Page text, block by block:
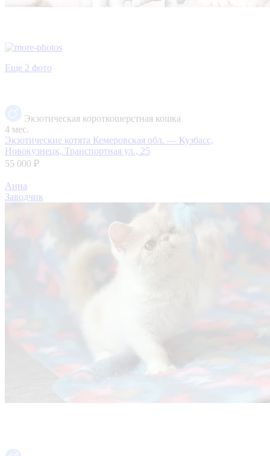
Еще 2 фото
Экзотическая короткошерстная кошка
4 мес.
Экзотические котята Кемеровская обл. — Кузбасс,
Новокузнецк, Транспортная ул., 25
55 000 ₽
Анна
Заводчик